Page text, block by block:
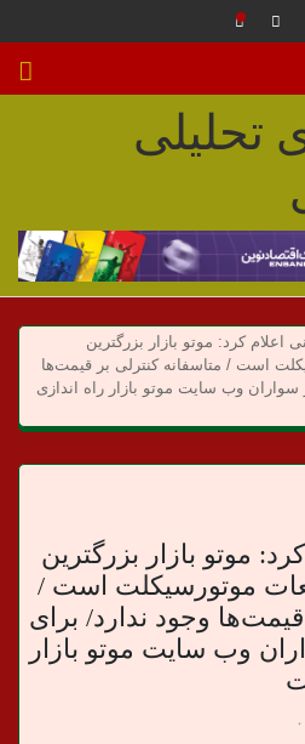
اعلام کرد: موتو بازار بزرگترین
است / متاسفانه کنترلی بر قیمت‌ها
سواران وب سایت موتو بازار راه اندازی
موتو بازار بزرگترین
موتورسیکلت است /
وجود ندارد/ برای
وب سایت موتو بازار
۰